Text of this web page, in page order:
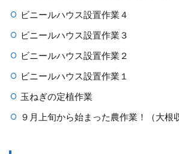
ビニールハウス設置作業４
ビニールハウス設置作業３
ビニールハウス設置作業２
ビニールハウス設置作業１
玉ねぎの定植作業
９月上旬から始まった農作業！（大根